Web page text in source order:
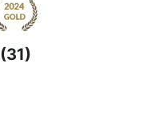
(31)